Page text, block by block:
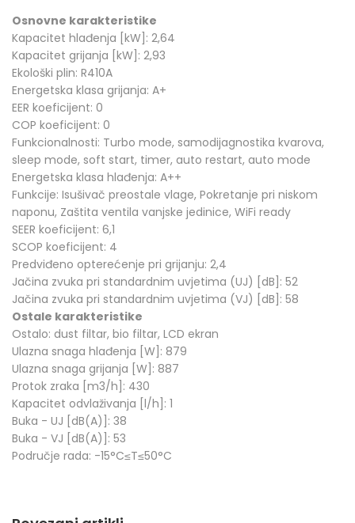
Osnovne karakteristike
Kapacitet hlađenja [kW]: 2,64
Kapacitet grijanja [kW]: 2,93
Ekološki plin: R410A
Energetska klasa grijanja: A+
EER koeficijent: 0
COP koeficijent: 0
Funkcionalnosti: Turbo mode, samodijagnostika kvarova,
sleep mode, soft start, timer, auto restart, auto mode
Energetska klasa hlađenja: A++
Funkcije: Isušivač preostale vlage, Pokretanje pri niskom
naponu, Zaštita ventila vanjske jedinice, WiFi ready
SEER koeficijent: 6,1
SCOP koeficijent: 4
Predviđeno opterećenje pri grijanju: 2,4
Jačina zvuka pri standardnim uvjetima (UJ) [dB]: 52
Jačina zvuka pri standardnim uvjetima (VJ) [dB]: 58
Ostale karakteristike
Ostalo: dust filtar, bio filtar, LCD ekran
Ulazna snaga hlađenja [W]: 879
Ulazna snaga grijanja [W]: 887
Protok zraka [m3/h]: 430
Kapacitet odvlaživanja [l/h]: 1
Buka - UJ [dB(A)]: 38
Buka - VJ [dB(A)]: 53
Područje rada: -15°C≤T≤50°C